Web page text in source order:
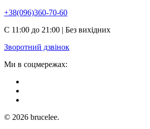
+38(096)360-70-60
С 11:00 до 21:00 | Без вихідних
Зворотний дзвінок
Ми в соцмережах:
© 2026 brucelee.